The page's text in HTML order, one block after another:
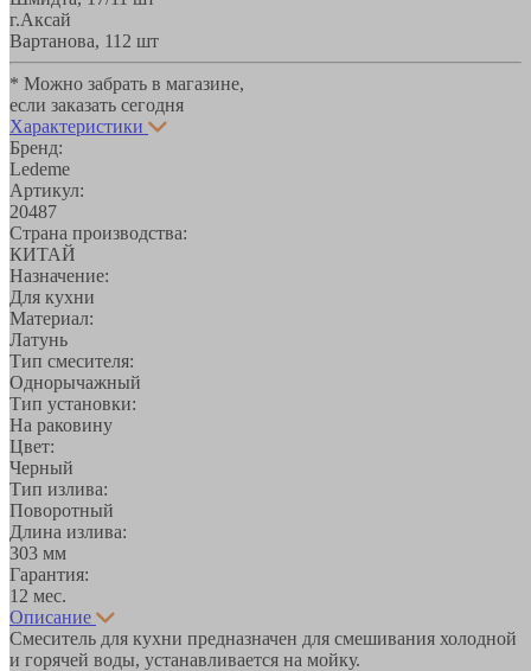
г.Аксай
Вартанова, 11 2 шт
* Можно забрать в магазине,
если заказать сегодня
Характеристики
Бренд:
Ledeme
Артикул:
20487
Страна производства:
КИТАЙ
Назначение:
Для кухни
Материал:
Латунь
Тип смесителя:
Однорычажный
Тип установки:
На раковину
Цвет:
Черный
Тип излива:
Поворотный
Длина излива:
303 мм
Гарантия:
12 мес.
Описание
Смеситель для кухни предназначен для смешивания холодной
и горячей воды, устанавливается на мойку.